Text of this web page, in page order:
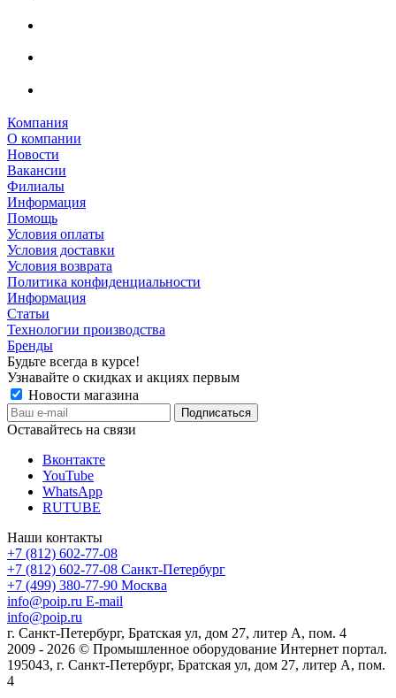
Компания
О компании
Новости
Вакансии
Филиалы
Информация
Помощь
Условия оплаты
Условия доставки
Условия возврата
Политика конфиденциальности
Информация
Статьи
Технологии производства
Бренды
Будьте всегда в курсе!
Узнавайте о скидках и акциях первым
Новости магазина
Оставайтесь на связи
Вконтакте
YouTube
WhatsApp
RUTUBE
Наши контакты
+7 (812) 602-77-08
+7 (812) 602-77-08 Санкт-Петербург
+7 (499) 380-77-90 Москва
info@poip.ru E-mail
info@poip.ru
г. Санкт-Петербург, Братская ул, дом 27, литер А, пом. 4
2009 - 2026 © Промышленное оборудование Интернет портал.
195043, г. Санкт-Петербург, Братская ул, дом 27, литер А, пом.
4